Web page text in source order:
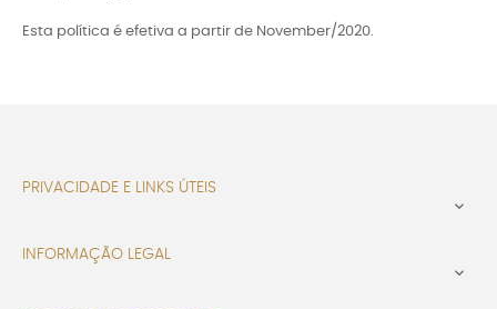
Esta política é efetiva a partir de November/2020.
PRIVACIDADE E LINKS ÚTEIS

INFORMAÇÃO LEGAL
